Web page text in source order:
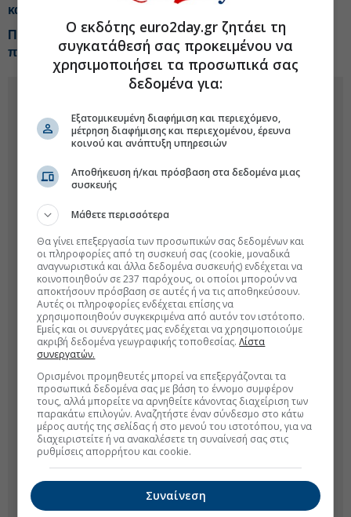
κατηγορούμενη
Προφυλακίστηκε ο δήμαρχος Στυλίδας για την
πυρκαγιά στη Δυτική Αττική
Ο εκδότης euro2day.gr ζητάει τη
συγκατάθεσή σας προκειμένου να
χρησιμοποιήσει τα προσωπικά σας
δεδομένα για:
Εξατομικευμένη διαφήμιση και περιεχόμενο,
μέτρηση διαφήμισης και περιεχομένου, έρευνα
κοινού και ανάπτυξη υπηρεσιών
Αποθήκευση ή/και πρόσβαση στα δεδομένα μιας
συσκευής
Μάθετε περισσότερα
Θα γίνει επεξεργασία των προσωπικών σας δεδομένων και
οι πληροφορίες από τη συσκευή σας (cookie, μοναδικά
αναγνωριστικά και άλλα δεδομένα συσκευής) ενδέχεται να
κοινοποιηθούν σε 237 παρόχους, οι οποίοι μπορούν να
αποκτήσουν πρόσβαση σε αυτές ή να τις αποθηκεύσουν.
Αυτές οι πληροφορίες ενδέχεται επίσης να
χρησιμοποιηθούν συγκεκριμένα από αυτόν τον ιστότοπο.
Εμείς και οι συνεργάτες μας ενδέχεται να χρησιμοποιούμε
ακριβή δεδομένα γεωγραφικής τοποθεσίας.Λίστα
συνεργατών.
Ορισμένοι προμηθευτές μπορεί να επεξεργάζονται τα
προσωπικά δεδομένα σας με βάση το έννομο συμφέρον
τους, αλλά μπορείτε να αρνηθείτε κάνοντας διαχείριση των
παρακάτω επιλογών. Αναζητήστε έναν σύνδεσμο στο κάτω
μέρος αυτής της σελίδας ή στο μενού του ιστοτόπου, για να
διαχειριστείτε ή να ανακαλέσετε τη συναίνεσή σας στις
ρυθμίσεις απορρήτου και cookie.
Συναίνεση